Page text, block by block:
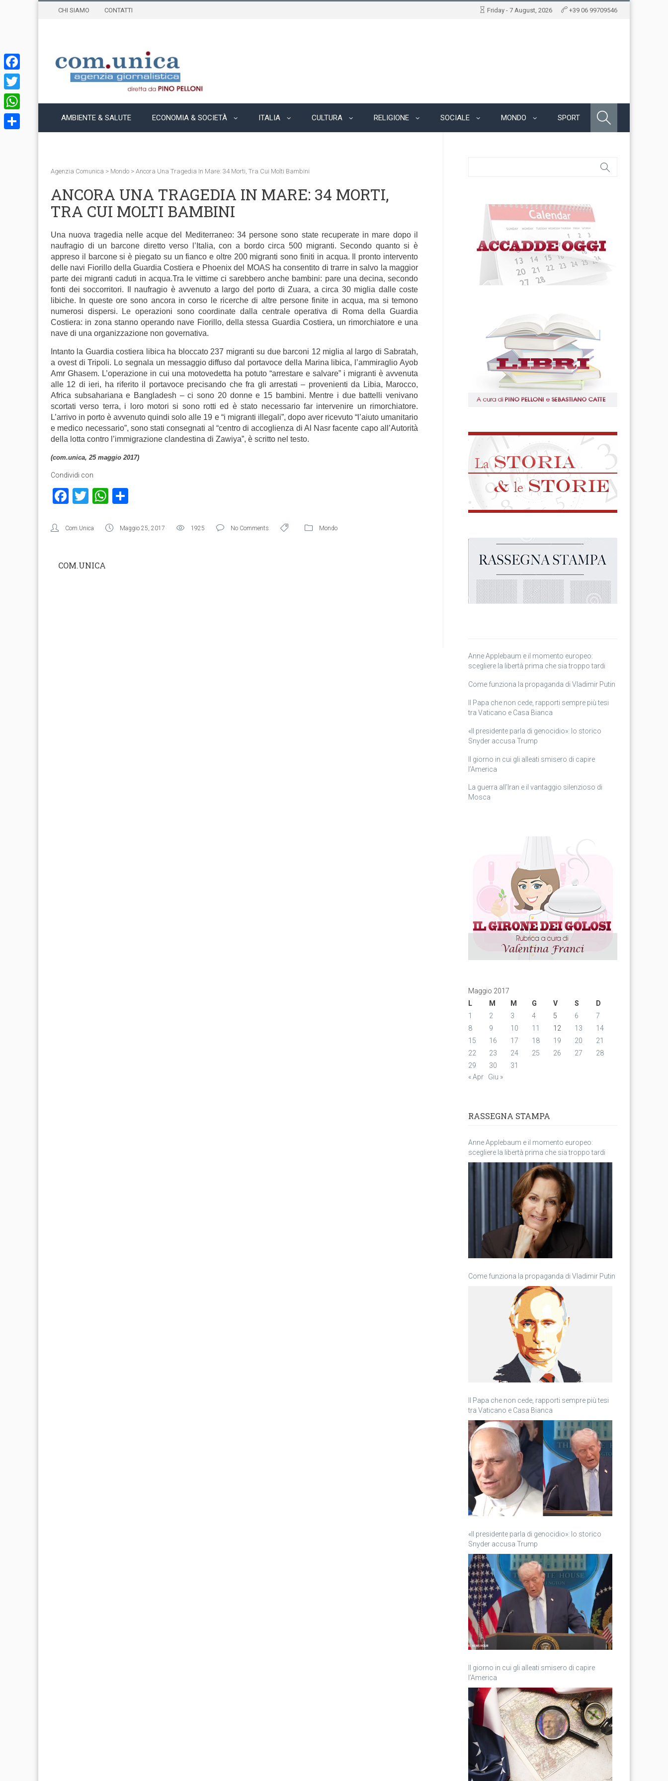
CHI SIAMO CONTATTI Friday - 7 August, 2026 +39 06 99709546
AMBIENTE & SALUTE ECONOMIA & SOCIETÀ ITALIA CULTURA RELIGIONE SOCIALE MONDO SPORT
Agenzia Comunica > Mondo > Ancora Una Tragedia In Mare: 34 Morti, Tra Cui Molti Bambini
ANCORA UNA TRAGEDIA IN MARE: 34 MORTI,
TRA CUI MOLTI BAMBINI
Una nuova tragedia nelle acque del Mediterraneo: 34 persone sono state recuperate in mare dopo il
naufragio di un barcone diretto verso l’Italia, con a bordo circa 500 migranti. Secondo quanto si è
appreso il barcone si è piegato su un fianco e oltre 200 migranti sono finiti in acqua. Il pronto intervento
delle navi Fiorillo della Guardia Costiera e Phoenix del MOAS ha consentito di trarre in salvo la maggior
parte dei migranti caduti in acqua.Tra le vittime ci sarebbero anche bambini: pare una decina, secondo
fonti dei soccorritori. Il naufragio è avvenuto a largo del porto di Zuara, a circa 30 miglia dalle coste
libiche. In queste ore sono ancora in corso le ricerche di altre persone finite in acqua, ma si temono
numerosi dispersi. Le operazioni sono coordinate dalla centrale operativa di Roma della Guardia
Costiera: in zona stanno operando nave Fiorillo, della stessa Guardia Costiera, un rimorchiatore e una
nave di una organizzazione non governativa.
Intanto la Guardia costiera libica ha bloccato 237 migranti su due barconi 12 miglia al largo di Sabratah,
a ovest di Tripoli. Lo segnala un messaggio diffuso dal portavoce della Marina libica, l’ammiraglio Ayob
Amr Ghasem. L’operazione in cui una motovedetta ha potuto “arrestare e salvare” i migranti è avvenuta
alle 12 di ieri, ha riferito il portavoce precisando che fra gli arrestati – provenienti da Libia, Marocco,
Africa subsahariana e Bangladesh – ci sono 20 donne e 15 bambini. Mentre i due battelli venivano
scortati verso terra, i loro motori si sono rotti ed è stato necessario far intervenire un rimorchiatore.
L’arrivo in porto è avvenuto quindi solo alle 19 e “i migranti illegali”, dopo aver ricevuto “l’aiuto umanitario
e medico necessario”, sono stati consegnati al “centro di accoglienza di Al Nasr facente capo all’Autorità
della lotta contro l’immigrazione clandestina di Zawiya”, è scritto nel testo.
(com.unica, 25 maggio 2017)
Condividi con
Facebook
TwitterWhatsApp
Com.Unica Maggio 25, 2017 1925 No Comments Mondo
COM.UNICA
Anne Applebaum e il momento europeo:
scegliere la libertà prima che sia troppo tardi
Come funziona la propaganda di Vladimir Putin
Il Papa che non cede, rapporti sempre più tesi
tra Vaticano e Casa Bianca
«Il presidente parla di genocidio»: lo storico
Snyder accusa Trump
Il giorno in cui gli alleati smisero di capire
l’America
La guerra all’Iran e il vantaggio silenzioso di
Mosca
Maggio 2017
L
M M G V S
D
1
2 3 4 5 6
7
8
9 10 11 12 13
14
15
16 17 18 19 20
21
22
23 24 25 26 27
28
29
30
31
« Apr
Giu »
RASSEGNA STAMPA
Anne Applebaum e il momento europeo:
scegliere la libertà prima che sia troppo tardi
Come funziona la propaganda di Vladimir Putin
Il Papa che non cede, rapporti sempre più tesi
tra Vaticano e Casa Bianca
«Il presidente parla di genocidio»: lo storico
Snyder accusa Trump
Il giorno in cui gli alleati smisero di capire
l’America
Facebook
Twitter
WhatsApp